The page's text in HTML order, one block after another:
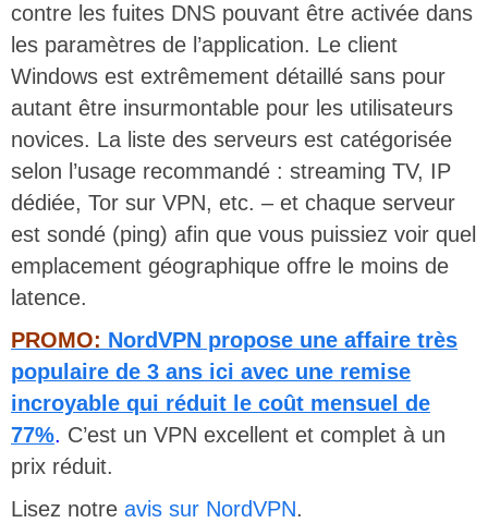
contre les fuites DNS pouvant être activée dans
les paramètres de l’application. Le client
Windows est extrêmement détaillé sans pour
autant être insurmontable pour les utilisateurs
novices. La liste des serveurs est catégorisée
selon l’usage recommandé : streaming TV, IP
dédiée, Tor sur VPN, etc. – et chaque serveur
est sondé (ping) afin que vous puissiez voir quel
emplacement géographique offre le moins de
latence.
PROMO: NordVPN propose une affaire très
populaire de 3 ans ici avec une remise
incroyable qui réduit le coût mensuel de
77%. C’est un VPN excellent et complet à un
prix réduit.
Lisez notre avis sur NordVPN.